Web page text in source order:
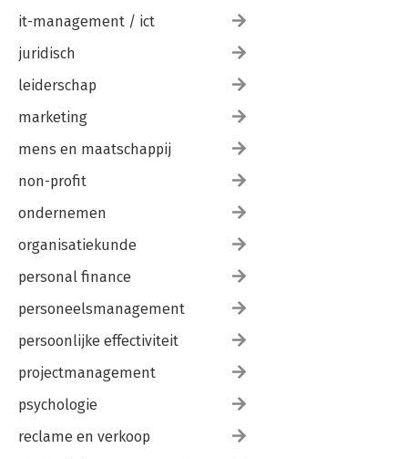
it-management / ict
juridisch
leiderschap
marketing
mens en maatschappij
non-profit
ondernemen
organisatiekunde
personal finance
personeelsmanagement
persoonlijke effectiviteit
projectmanagement
psychologie
reclame en verkoop